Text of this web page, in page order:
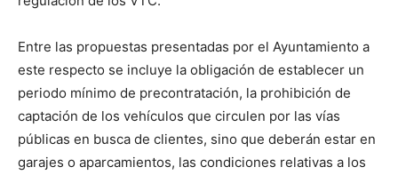
Entre las propuestas presentadas por el Ayuntamiento a
este respecto se incluye la obligación de establecer un
periodo mínimo de precontratación, la prohibición de
captación de los vehículos que circulen por las vías
públicas en busca de clientes, sino que deberán estar en
garajes o aparcamientos, las condiciones relativas a los